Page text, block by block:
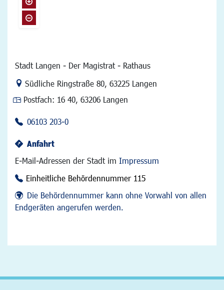
Stadt Langen - Der Magistrat - Rathaus
Link zur Google-Maps Navigation
Südliche Ringstraße 80, 63225 Langen
Postfach: 16 40, 63206 Langen
06103 203-0
Anfahrt
E-Mail-Adressen der Stadt im Impressum
Einheitliche Behördennummer 115
Die Behördennummer kann ohne Vorwahl von allen
Endgeräten angerufen werden.